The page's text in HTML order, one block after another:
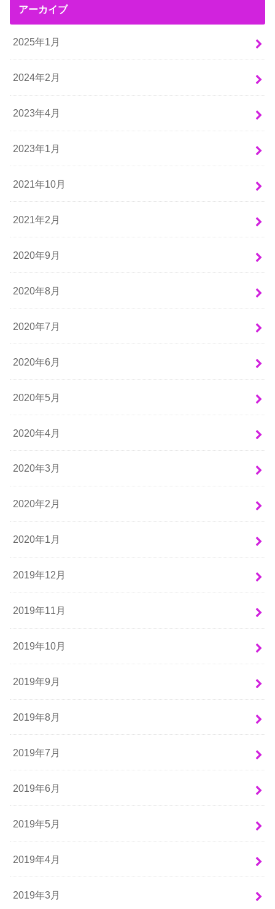
アーカイブ
2025年1月
2024年2月
2023年4月
2023年1月
2021年10月
2021年2月
2020年9月
2020年8月
2020年7月
2020年6月
2020年5月
2020年4月
2020年3月
2020年2月
2020年1月
2019年12月
2019年11月
2019年10月
2019年9月
2019年8月
2019年7月
2019年6月
2019年5月
2019年4月
2019年3月